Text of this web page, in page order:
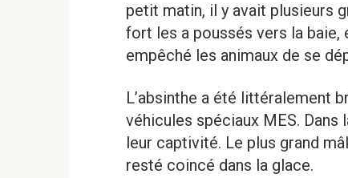
petit matin, il y avait plusieurs
fort les a poussés vers la baie,
empêché les animaux de se
L’absinthe a été littéralement
véhicules spéciaux MES.
leur captivité. Le plus grand
resté coincé dans la glace.